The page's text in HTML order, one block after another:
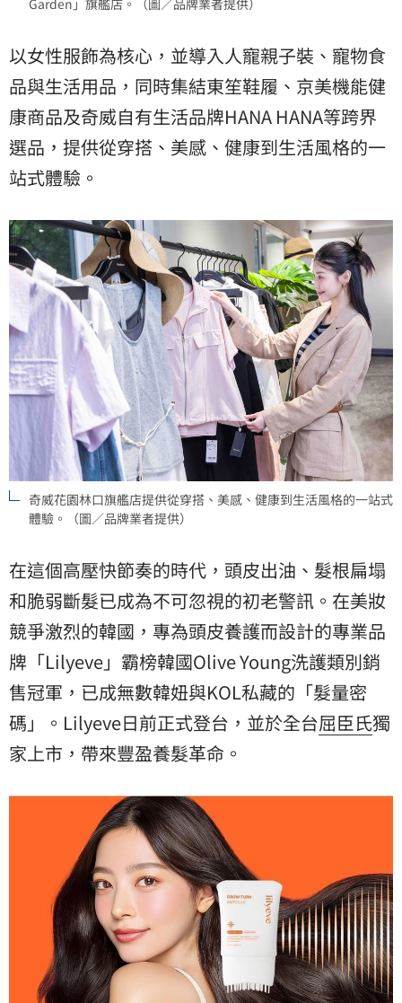
以女性服飾為核心，並導入人寵親子裝、寵物食
品與生活用品，同時集結東笙鞋履、京美機能健
康商品及奇威自有生活品牌HANA HANA等跨界
選品，提供從穿搭、美感、健康到生活風格的一
站式體驗。
奇威花園林口旗艦店提供從穿搭、美感、健康到生活風格的一站式
體驗。（圖／品牌業者提供）
在這個高壓快節奏的時代，頭皮出油、髮根扁塌
和脆弱斷髮已成為不可忽視的初老警訊。在美妝
競爭激烈的韓國，專為頭皮養護而設計的專業品
牌「Lilyeve」霸榜韓國Olive Young洗護類別銷
售冠軍，已成無數韓妞與KOL私藏的「髮量密
碼」。Lilyeve日前正式登台，並於全台屈臣氏獨
家上市，帶來豐盈養髮革命。